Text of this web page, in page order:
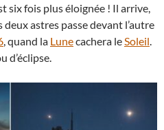
six fois plus éloignée ! Il arrive,
deux astres passe devant l’autre
, quand la Lunecachera le Soleil
d’éclipse.